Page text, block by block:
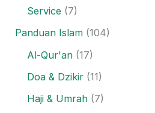
Service (7)
Panduan Islam (104)
Al-Qur'an (17)
Doa & Dzikir (11)
Haji & Umrah (7)